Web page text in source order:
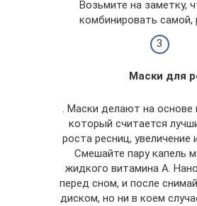
Возьмите на заметку,
комбинировать самой,
Маски для
. Маски делают на основе
который считается
роста ресниц, увеличение
Смешайте пару капель
жидкого витамина А.
перед сном, и после
диском, но ни в коем